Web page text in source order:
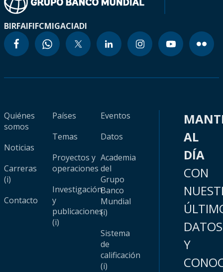
BIRFAIFIFCMIGACIADI
Quiénes
somos
Noticias
Carreras
(i)
Contacto
Países
Temas
Proyectos y
operaciones
Investigación
y
publicaciones
(i)
Eventos
Datos
Academia
del
Grupo
Banco
Mundial
(i)
Sistema
de
calificación
(i)
AL
DÍA
CON
DATOS
Y